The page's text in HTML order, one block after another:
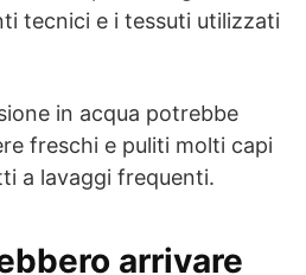
tecnici e i tessuti utilizzati
in acqua potrebbe
freschi e puliti molti capi
a lavaggi frequenti.
arrivare